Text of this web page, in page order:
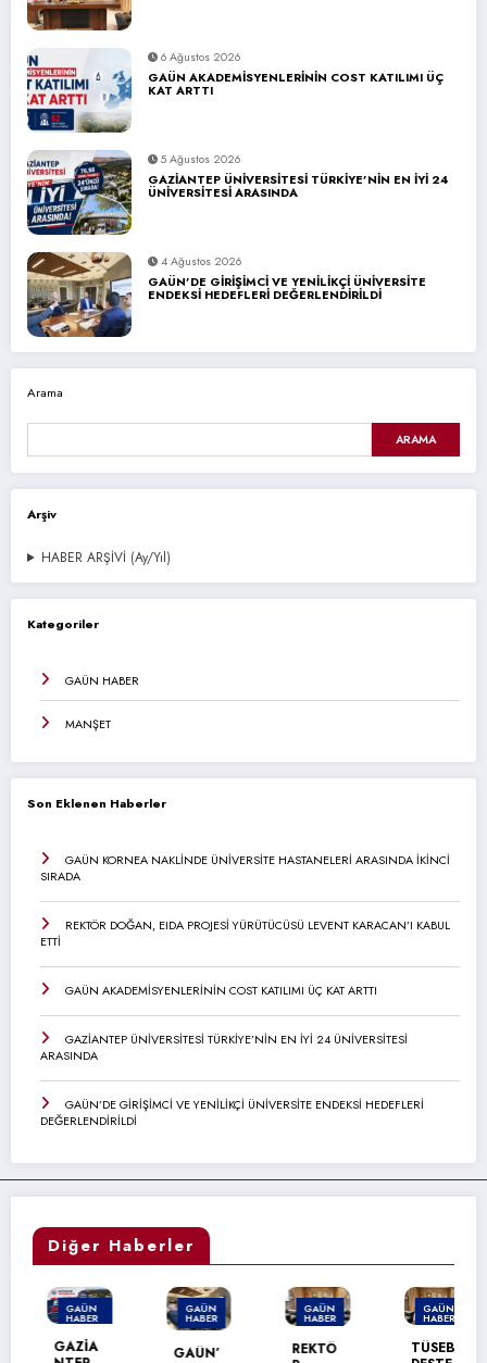
6 Ağustos 2026
GAÜN AKADEMİSYENLERİNİN COST KATILIMI ÜÇ
KAT ARTTI
5 Ağustos 2026
GAZİANTEP ÜNİVERSİTESİ TÜRKİYE’NİN EN İYİ 24
ÜNİVERSİTESİ ARASINDA
4 Ağustos 2026
GAÜN’DE GİRİŞİMCİ VE YENİLİKÇİ ÜNİVERSİTE
ENDEKSİ HEDEFLERİ DEĞERLENDİRİLDİ
Arama
ARAMA
Arşiv
HABER ARŞİVİ (Ay/Yıl)
Kategoriler
GAÜN HABER
MANŞET
Son Eklenen Haberler
GAÜN KORNEA NAKLİNDE ÜNİVERSİTE HASTANELERİ ARASINDA İKİNCİ
SIRADA
REKTÖR DOĞAN, EIDA PROJESİ YÜRÜTÜCÜSÜ LEVENT KARACAN’I KABUL
ETTİ
GAÜN AKADEMİSYENLERİNİN COST KATILIMI ÜÇ KAT ARTTI
GAZİANTEP ÜNİVERSİTESİ TÜRKİYE’NİN EN İYİ 24 ÜNİVERSİTESİ
ARASINDA
GAÜN’DE GİRİŞİMCİ VE YENİLİKÇİ ÜNİVERSİTE ENDEKSİ HEDEFLERİ
DEĞERLENDİRİLDİ
Diğer Haberler
GAÜN
HABER
MANŞET
GAZİA
GAÜN
HABER
GAÜN’
GAÜN
HABER
REKTÖ
GAÜN
HABER
TÜSEB